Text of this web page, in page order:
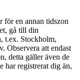
för en annan tidszon
gå till din
t.ex. Stockholm,
Observera att endast
detta gäller även de
har registrerat dig än,